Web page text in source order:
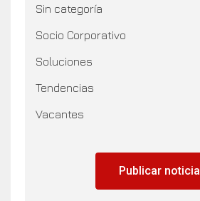
Sin categoría
Socio Corporativo
Soluciones
Tendencias
Vacantes
Publicar noticia